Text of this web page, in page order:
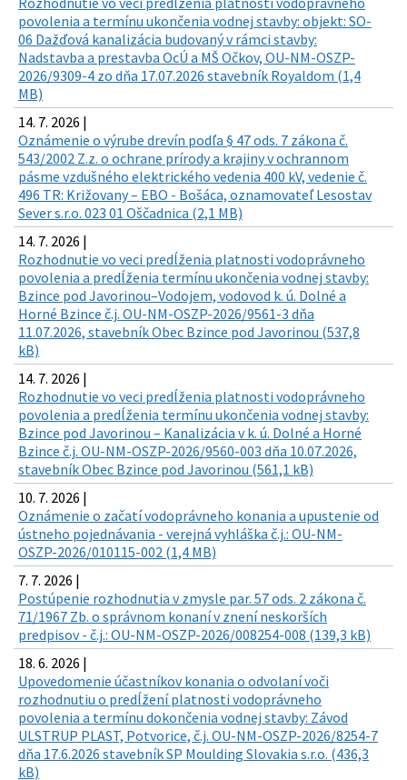
povolenia a termínu ukončenia vodnej stavby: objekt: SO-
06 Dažďová kanalizácia budovaný v rámci stavby:
Nadstavba a prestavba OcÚ a MŠ Očkov, OU-NM-OSZP-
2026/9309-4 zo dňa 17.07.2026 stavebník Royaldom (1,4
MB)
14. 7. 2026 |
Oznámenie o výrube drevín podľa § 47 ods. 7 zákona č.
543/2002 Z.z. o ochrane prírody a krajiny v ochrannom
pásme vzdušného elektrického vedenia 400 kV, vedenie č.
496 TR: Križovany – EBO - Bošáca, oznamovateľ Lesostav
Sever s.r.o. 023 01 Oščadnica (2,1 MB)
14. 7. 2026 |
Rozhodnutie vo veci predĺženia platnosti vodoprávneho
povolenia a predĺženia termínu ukončenia vodnej stavby:
Bzince pod Javorinou–Vodojem, vodovod k. ú. Dolné a
Horné Bzince č.j. OU-NM-OSZP-2026/9561-3 dňa
11.07.2026, stavebník Obec Bzince pod Javorinou (537,8
kB)
14. 7. 2026 |
Rozhodnutie vo veci predĺženia platnosti vodoprávneho
povolenia a predĺženia termínu ukončenia vodnej stavby:
Bzince pod Javorinou – Kanalizácia v k. ú. Dolné a Horné
Bzince č.j. OU-NM-OSZP-2026/9560-003 dňa 10.07.2026,
stavebník Obec Bzince pod Javorinou (561,1 kB)
10. 7. 2026 |
Oznámenie o začatí vodoprávneho konania a upustenie od
ústneho pojednávania - verejná vyhláška č.j.: OU-NM-
OSZP-2026/010115-002 (1,4 MB)
7. 7. 2026 |
Postúpenie rozhodnutia v zmysle par. 57 ods. 2 zákona č.
71/1967 Zb. o správnom konaní v znení neskorších
predpisov - č.j.: OU-NM-OSZP-2026/008254-008 (139,3 kB)
18. 6. 2026 |
Upovedomenie účastníkov konania o odvolaní voči
rozhodnutiu o predĺžení platnosti vodoprávneho
povolenia a termínu dokončenia vodnej stavby: Závod
ULSTRUP PLAST, Potvorice, č.j. OU-NM-OSZP-2026/8254-7
dňa 17.6.2026 stavebník SP Moulding Slovakia s.r.o. (436,3
kB)